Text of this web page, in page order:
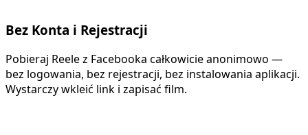
Bez Konta i Rejestracji
Pobieraj Reele z Facebooka całkowicie anonimowo —
bez logowania, bez rejestracji, bez instalowania aplikacji.
Wystarczy wkleić link i zapisać film.